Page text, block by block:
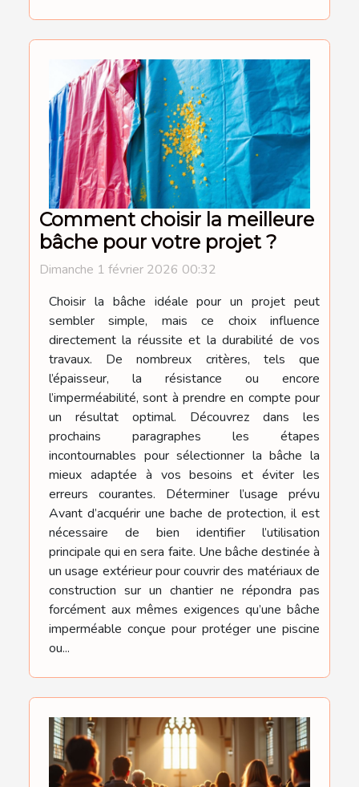
Comment choisir la meilleure
bâche pour votre projet ?
Dimanche 1 février 2026 00:32
Choisir la bâche idéale pour un projet peut
sembler simple, mais ce choix influence
directement la réussite et la durabilité de vos
travaux. De nombreux critères, tels que
l’épaisseur, la résistance ou encore
l’imperméabilité, sont à prendre en compte pour
un résultat optimal. Découvrez dans les
prochains paragraphes les étapes
incontournables pour sélectionner la bâche la
mieux adaptée à vos besoins et éviter les
erreurs courantes. Déterminer l’usage prévu
Avant d’acquérir une bache de protection, il est
nécessaire de bien identifier l’utilisation
principale qui en sera faite. Une bâche destinée à
un usage extérieur pour couvrir des matériaux de
construction sur un chantier ne répondra pas
forcément aux mêmes exigences qu’une bâche
imperméable conçue pour protéger une piscine
ou...